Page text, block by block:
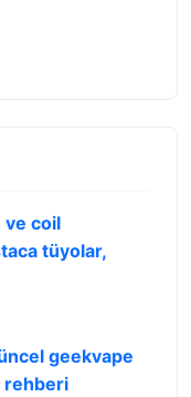
ve coil
tüyolar,
geekvape
rehberi